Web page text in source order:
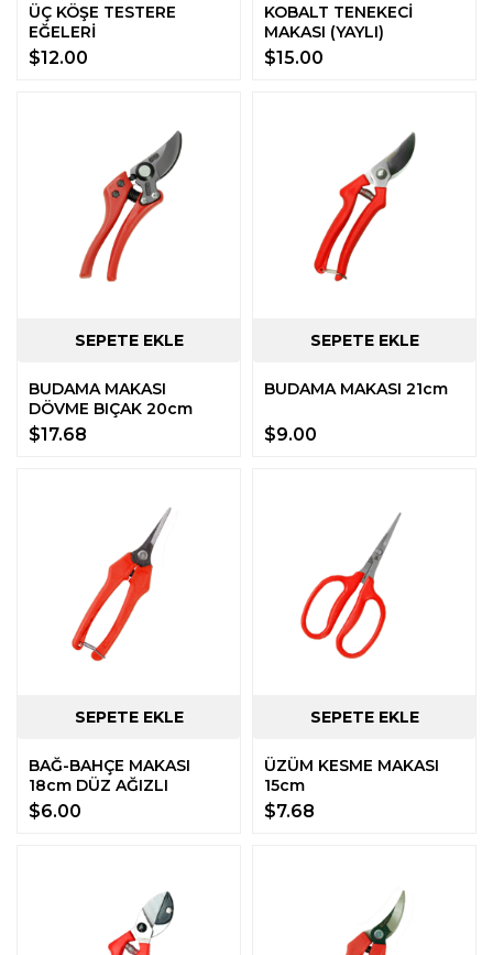
ÜÇ KÖŞE TESTERE
EĞELERİ
$12.00
KOBALT TENEKECİ
MAKASI (YAYLI)
$15.00
BUDAMA MAKASI
DÖVME BIÇAK 20cm
$17.68
BUDAMA MAKASI 21cm
$9.00
BAĞ-BAHÇE MAKASI
18cm DÜZ AĞIZLI
$6.00
ÜZÜM KESME MAKASI
15cm
$7.68